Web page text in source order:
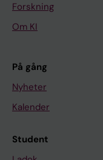
Forskning
Om KI
På gång
Nyheter
Kalender
Student